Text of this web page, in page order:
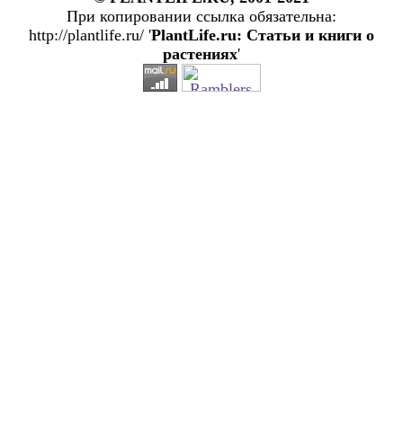
При копировании ссылка обязательна:
http://plantlife.ru/ 'PlantLife.ru: Статьи и книги о
растениях'